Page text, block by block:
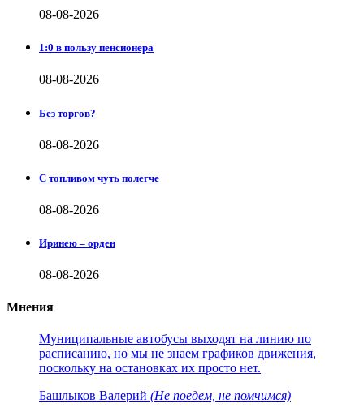
08-08-2026
1:0 в пользу пенсионера
08-08-2026
Без торгов?
08-08-2026
С топливом чуть полегче
08-08-2026
Иринею – орден
08-08-2026
Мнения
Муниципальные автобусы выходят на линию по
расписанию, но мы не знаем графиков движения,
поскольку на остановках их просто нет.
Башлыков Валерий (Не поедем, не помчимся)